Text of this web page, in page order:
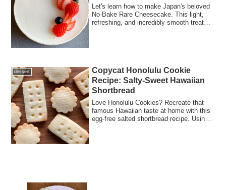
Let's learn how to make Japan's beloved
No-Bake Rare Cheesecake. This light,
refreshing, and incredibly smooth treat
dessert
Copycat Honolulu Cookie
Recipe: Salty-Sweet Hawaiian
Shortbread
Love Honolulu Cookies? Recreate that
famous Hawaiian taste at home with this
egg-free salted shortbread recipe. Using